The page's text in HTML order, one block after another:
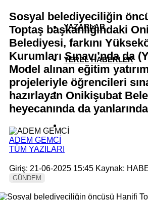
YAZARLAR
YEREL HABERLER
Sosyal belediyeciliğin
Toptaş başkanlığındaki
Belediyesi, farkını
Kurumları Sınavı’nda da
Model alınan eğitim
projeleriyle öğrencileri
hazırlayan Onikişubat
heyecanında da
ADEM GEMCİ
TÜM YAZILARI
Giriş: 21-06-2025 15:45 Kaynak:
GÜNDEM